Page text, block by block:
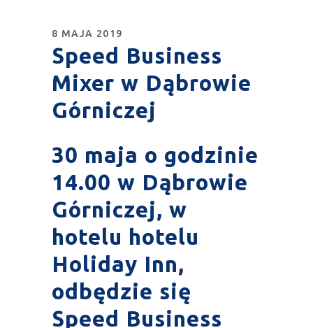
8 MAJA 2019
Speed Business
Mixer w Dąbrowie
Górniczej
30 maja o godzinie
14.00 w Dąbrowie
Górniczej, w
hotelu hotelu
Holiday Inn,
odbędzie się
Speed Business